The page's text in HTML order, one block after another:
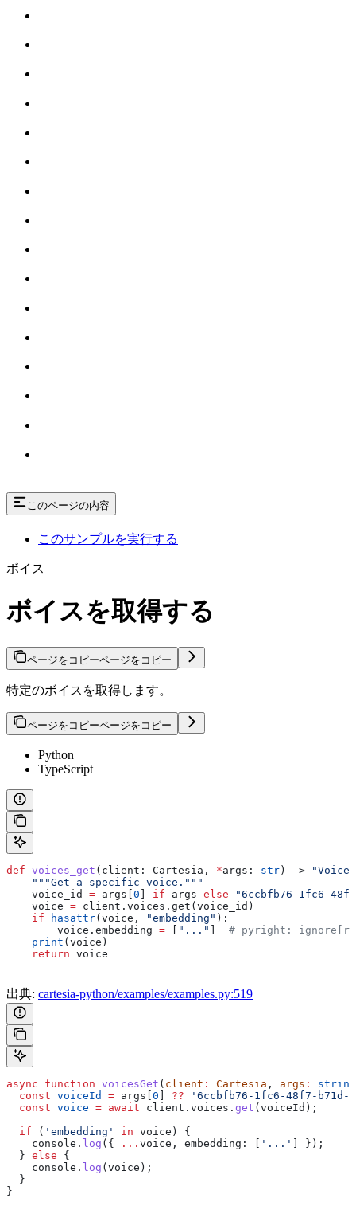
このページの内容
このサンプルを実行する
ボイス
ボイスを取得する
ページをコピーページをコピー
特定のボイスを取得します。
ページをコピーページをコピー
Python
TypeScript
def voices_get ( client : Cartesia, *args : str ) ->
"Voice"
    """Get a specific voice."""
    voice_id
= args[ 0 if args else "6ccbfb76-1fc6-
    voice
= client.voices.get(voice_id)
    if
hasattr(voice, "embedding" ):
        voice.embedding
= "..."
# pyright:
    print
(voice)
    return
voice
出典: cartesia-python/examples/examples.py:519
async function voicesGet ( client : Cartesia , args :
string
  const
voiceId = args 0 ?? '6ccbfb76-1fc6-48f7-b71d-
  const
voice = await client . voices . get ( voiceId );
  if
( 'embedding' in voice ) {
    console
. log ({ ... voice , embedding: '...'
] });
  }
else {
    console
. log ( voice );
  }
}